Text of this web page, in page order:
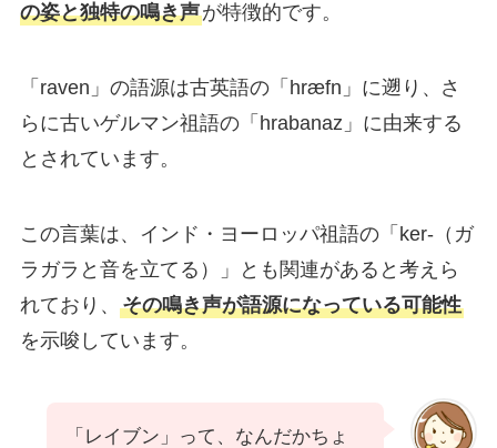
の姿と独特の鳴き声が特徴的です。
「raven」の語源は古英語の「hræfn」に遡り、さ
らに古いゲルマン祖語の「hrabanaz」に由来する
とされています。
この言葉は、インド・ヨーロッパ祖語の「ker-（ガ
ラガラと音を立てる）」とも関連があると考えら
れており、 その鳴き声が語源になっている可能性
を示唆しています。
「レイブン」って、なんだかちょ